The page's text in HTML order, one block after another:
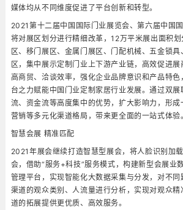
媒体均从不同维度促进了平台创新和转型。
2021第十二届中国国际门业展览会、第六届中国
将对展区划分进行精细改革，12万平米展出面积
区、移门展区、金属门展区、门配机械、五金锁
区，集中展示定制门业上下游产业链，高效促进
高商贸、洽谈效率，强化企业品牌意识和产品特
台之力赋能中国门业定制家居行业发展。通过双
流、资金流等高度集中的优势，扩大影响力，形成
营销等多元化渠道格局，带来更全面的一站式体验。
智慧会展 精准匹配
2021年展会继续打造智慧型展会，将人脸识别加
会，借助“服务+科技”服务模式，构建新型会展业
管理平台，实现智能化大数据采集与分发，对不同
渠道的观众类别、人流量进行分析，实现对观众
道的拓展提供更优质、高效服务。